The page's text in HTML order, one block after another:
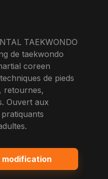
TAEKWONDO
de taekwondo
coreen
de pieds
retournes,
Ouvert aux
modification